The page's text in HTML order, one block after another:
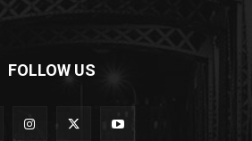
FOLLOW US